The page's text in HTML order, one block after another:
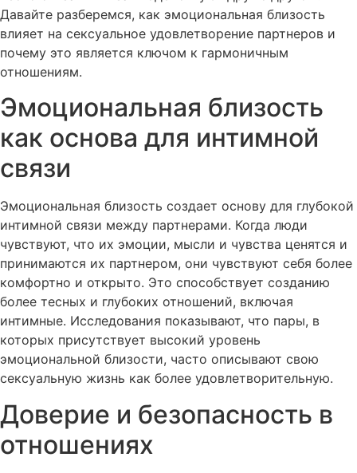
Давайте разберемся, как эмоциональная близость
влияет на сексуальное удовлетворение партнеров и
почему это является ключом к гармоничным
отношениям.
Эмоциональная близость
как основа для интимной
связи
Эмоциональная близость создает основу для глубокой
интимной связи между партнерами. Когда люди
чувствуют, что их эмоции, мысли и чувства ценятся и
принимаются их партнером, они чувствуют себя более
комфортно и открыто. Это способствует созданию
более тесных и глубоких отношений, включая
интимные. Исследования показывают, что пары, в
которых присутствует высокий уровень
эмоциональной близости, часто описывают свою
сексуальную жизнь как более удовлетворительную.
Доверие и безопасность в
отношениях